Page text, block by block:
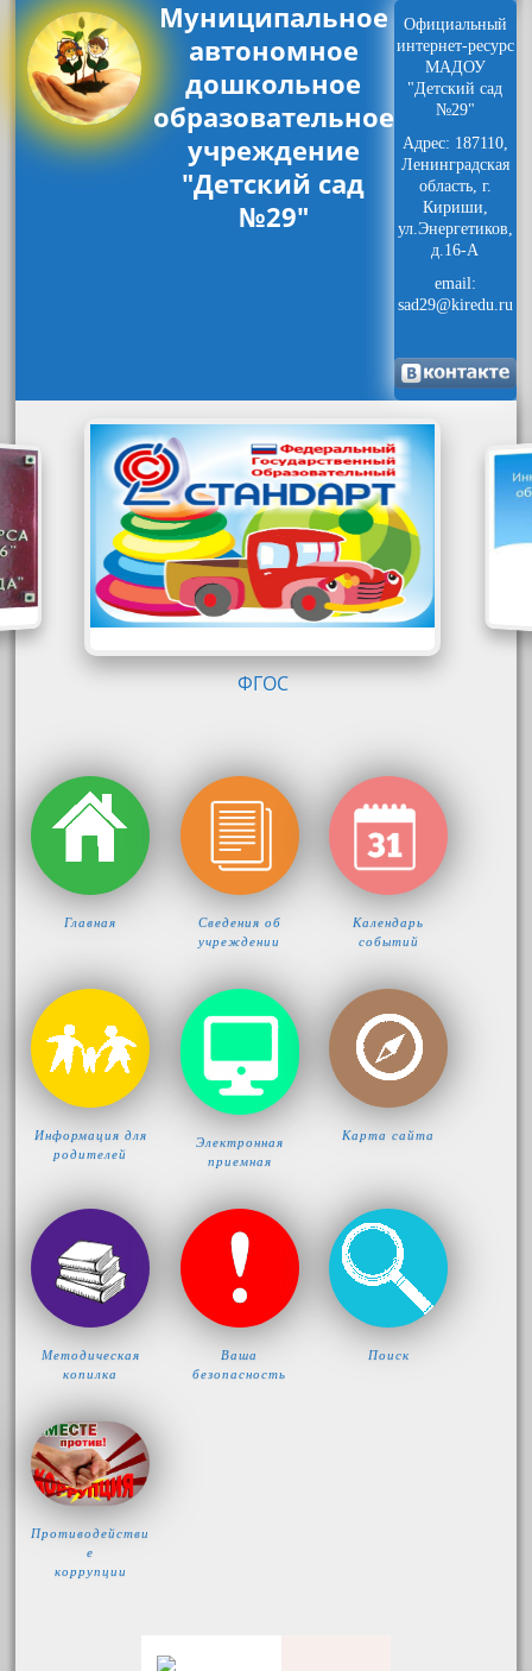
Муниципальное
автономное
дошкольное
образовательное
учреждение
"Детский сад
№29"
Официальный
интернет-ресурс
МАДОУ
"Детский сад
№29"
Адрес: 187110,
Ленинградская
область, г.
Кириши,
ул.Энергетиков,
д.16-А
email:
sad29@kiredu.ru
Главная
Сведения об
учреждении
Календарь
событий
Информация для
родителей
Электронная
приемная
Карта сайта
Методическая
копилка
Ваша
безопасность
Поиск
Противодействи
е
коррупции